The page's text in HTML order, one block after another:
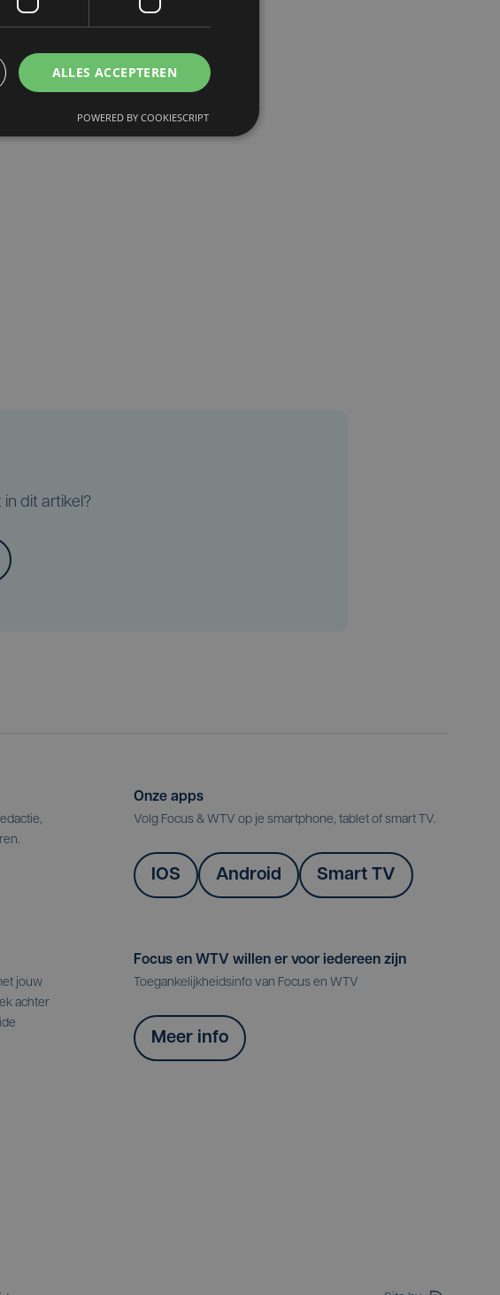
dit artikel?
Onze apps
Volg Focus & WTV op je smartphone, tablet of smart TV.
IOS Android Smart TV
jouw
achter
Focus en WTV willen er voor iedereen zijn
Toegankelijkheidsinfo van Focus en WTV
Meer info
ALLES ACCEPTEREN
POWERED BY COOKIESCRIPT